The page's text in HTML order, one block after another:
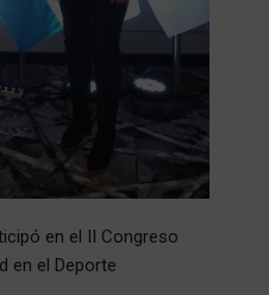
en el II Congreso
en el Deporte